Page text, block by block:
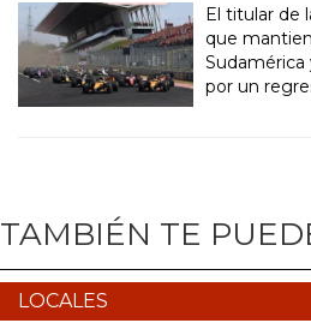
El titular de
que
Sudamérica
por un
TAMBIÉN TE
LOCALES